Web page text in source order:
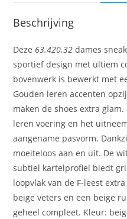
Beschrijving
Deze 63.420.32 dames
sportief design met ultiem
bovenwerk is bewerkt met
Gouden leren accenten
maken de shoes extra
leren voering en het
aangename pasvorm.
moeiteloos aan en uit. De
subtiel kartelprofiel biedt
loopvlak van de F-leest
beige veters en een beige
geheel compleet. Kleur: